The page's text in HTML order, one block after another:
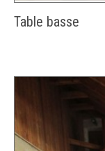
Table basse